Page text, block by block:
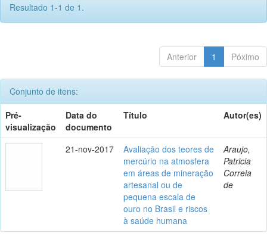
Resultado 1-1 de 1.
Anterior 1 Póximo
Conjunto de itens:
Pré-
visualização
Data do
documento
Título Autor(es)
21-nov-2017
Avaliação dos teores de
mercúrio na atmosfera
em áreas de mineração
artesanal ou de
pequena escala de
ouro no Brasil e riscos
à saúde humana
Araujo,
Patricia
Correia
de